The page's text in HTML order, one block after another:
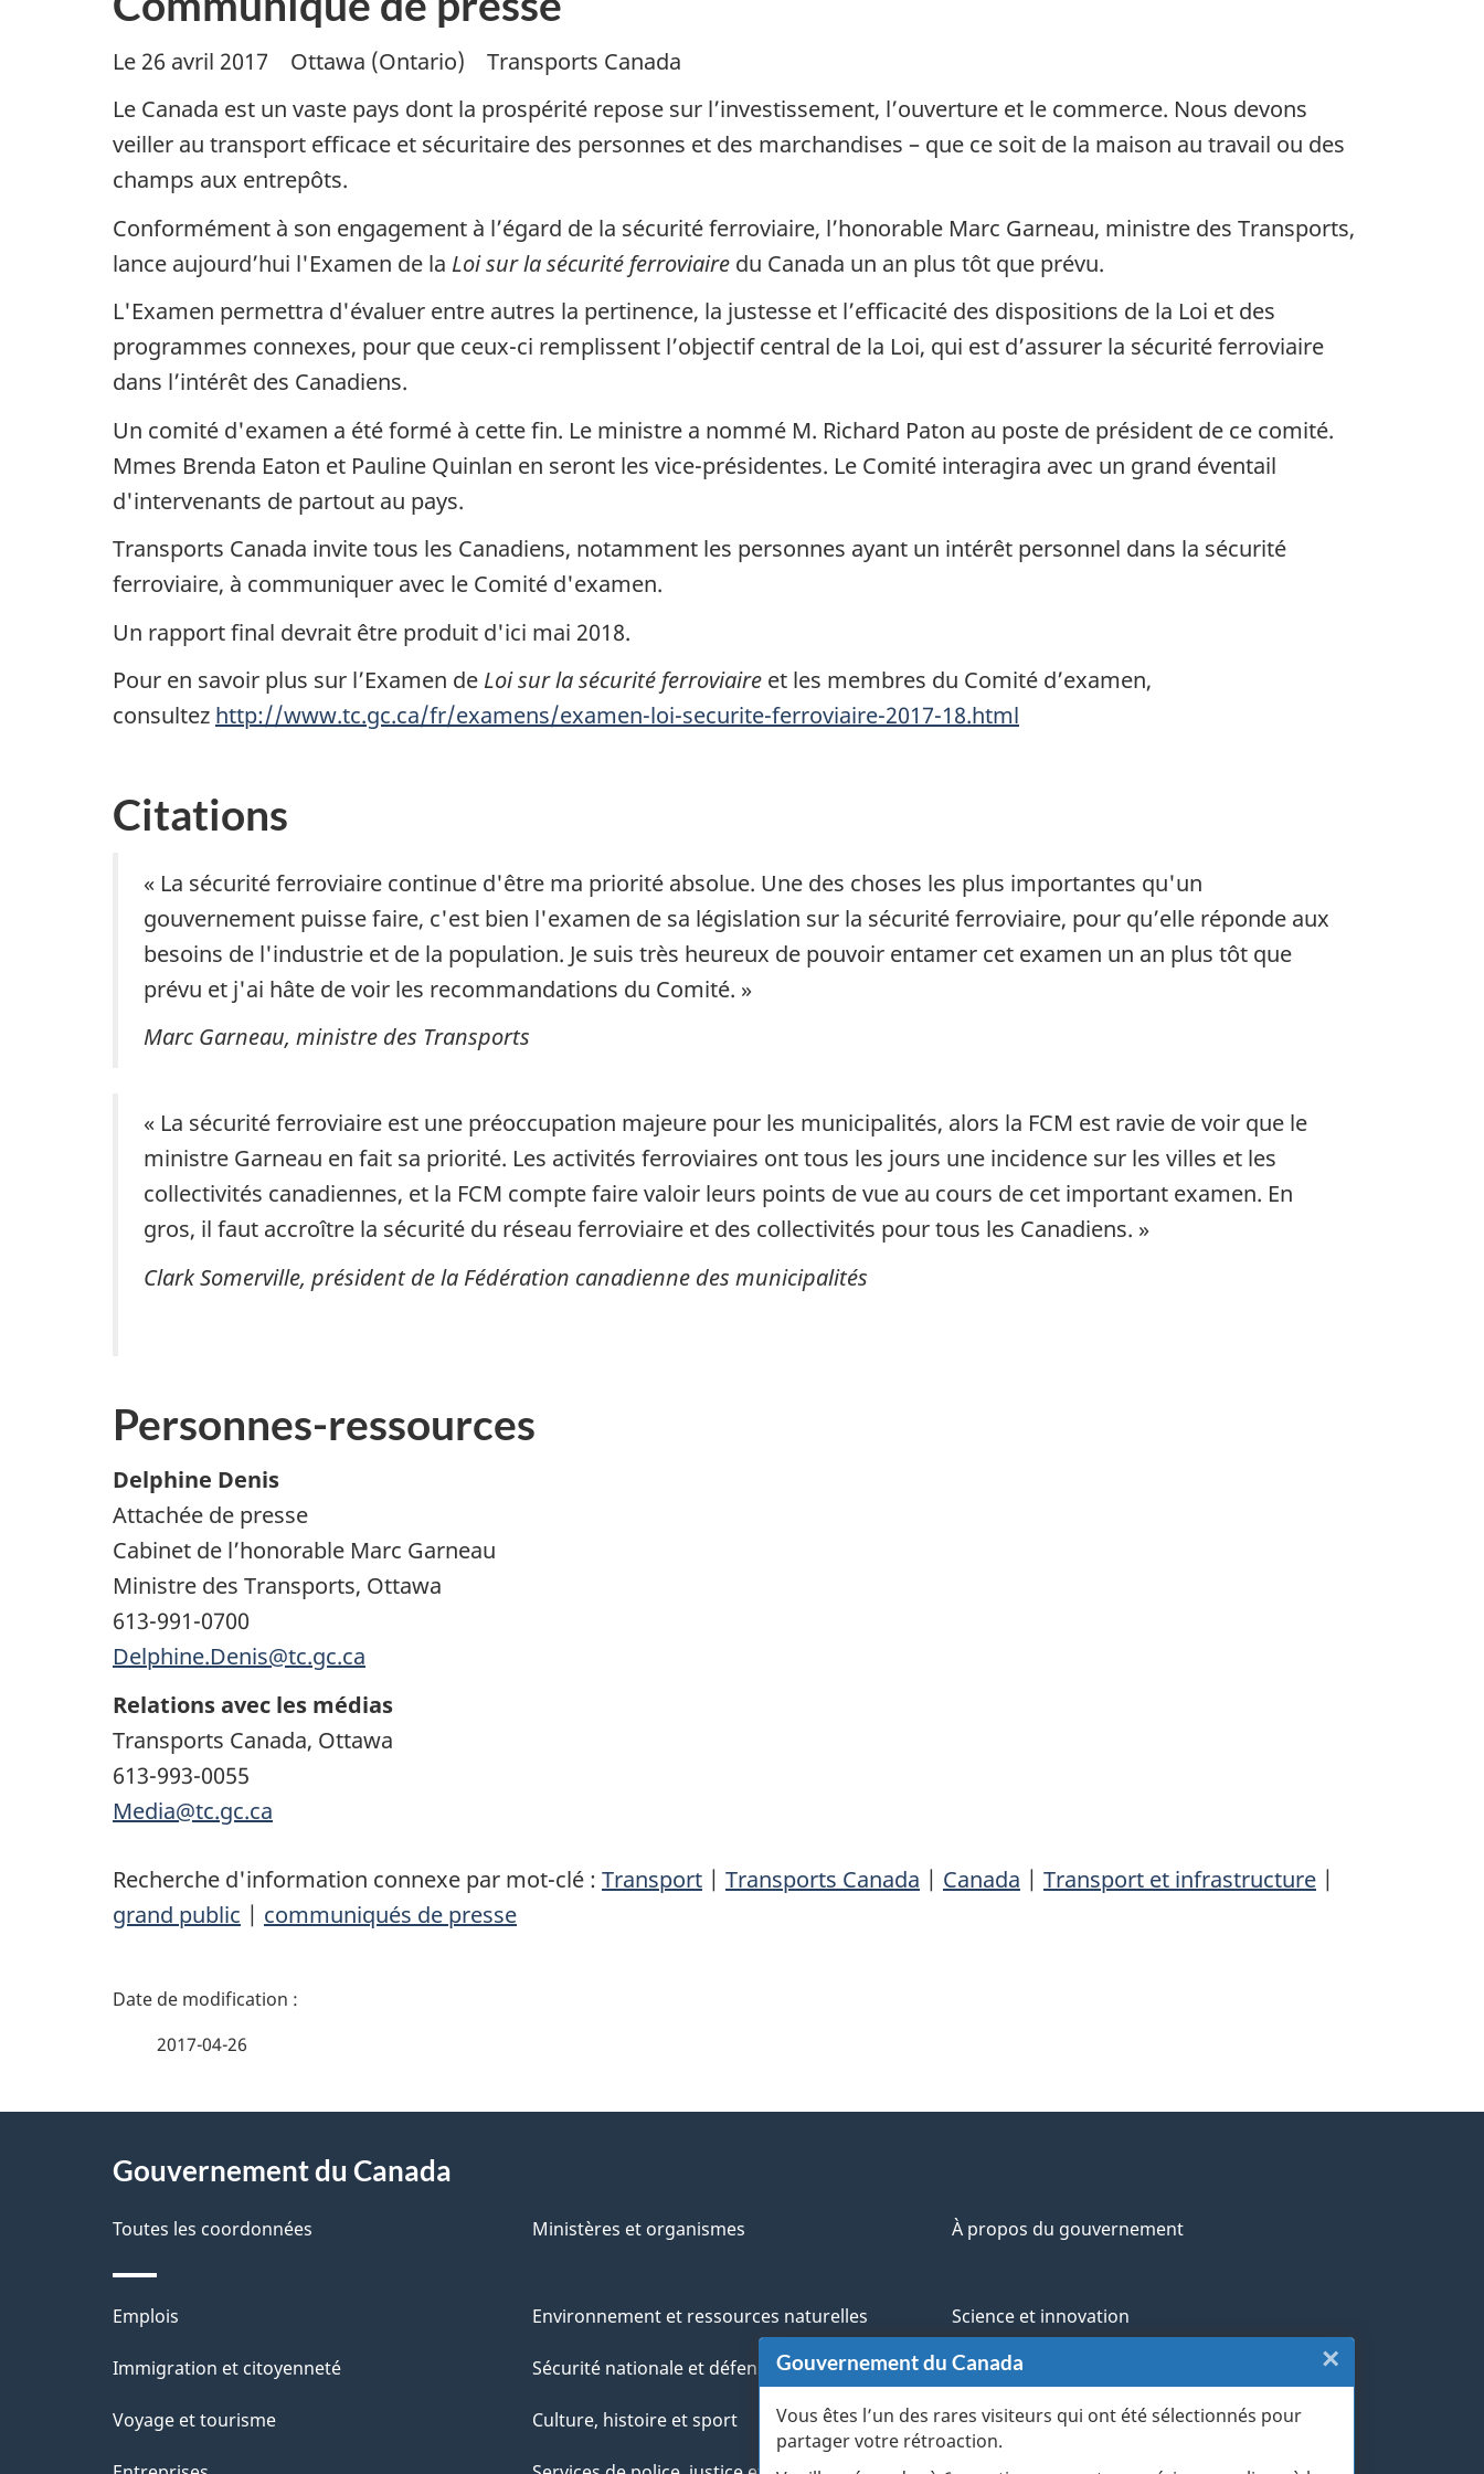
Gouvernement du Canada
Vous êtes l’un des rares visiteurs qui ont été sélectionnés pour
partager votre rétroaction.
×
Le 26 avril 2017 Ottawa (Ontario) Transports Canada
Le Canada est un vaste pays dont la prospérité repose sur l’investissement, l’ouverture et le commerce. Nous devons
veiller au transport efficace et sécuritaire des personnes et des marchandises – que ce soit de la maison au travail ou des
champs aux entrepôts.
Conformément à son engagement à l’égard de la sécurité ferroviaire, l’honorable Marc Garneau, ministre des Transports,
lance aujourd’hui l'Examen de la Loi sur la sécurité ferroviaire du Canada un an plus tôt que prévu.
L'Examen permettra d'évaluer entre autres la pertinence, la justesse et l’efficacité des dispositions de la Loi et des
programmes connexes, pour que ceux-ci remplissent l’objectif central de la Loi, qui est d’assurer la sécurité ferroviaire
dans l’intérêt des Canadiens.
Un comité d'examen a été formé à cette fin. Le ministre a nommé M. Richard Paton au poste de président de ce comité.
Mmes Brenda Eaton et Pauline Quinlan en seront les vice-présidentes. Le Comité interagira avec un grand éventail
d'intervenants de partout au pays.
Transports Canada invite tous les Canadiens, notamment les personnes ayant un intérêt personnel dans la sécurité
ferroviaire, à communiquer avec le Comité d'examen.
Un rapport final devrait être produit d'ici mai 2018.
Pour en savoir plus sur l’Examen de Loi sur la sécurité ferroviaire et les membres du Comité d’examen,
consultez http://www.tc.gc.ca/fr/examens/examen-loi-securite-ferroviaire-2017-18.html
Citations
« La sécurité ferroviaire continue d'être ma priorité absolue. Une des choses les plus importantes qu'un
gouvernement puisse faire, c'est bien l'examen de sa législation sur la sécurité ferroviaire, pour qu’elle réponde aux
besoins de l'industrie et de la population. Je suis très heureux de pouvoir entamer cet examen un an plus tôt que
prévu et j'ai hâte de voir les recommandations du Comité. »
Marc Garneau, ministre des Transports
« La sécurité ferroviaire est une préoccupation majeure pour les municipalités, alors la FCM est ravie de voir que le
ministre Garneau en fait sa priorité. Les activités ferroviaires ont tous les jours une incidence sur les villes et les
collectivités canadiennes, et la FCM compte faire valoir leurs points de vue au cours de cet important examen. En
gros, il faut accroître la sécurité du réseau ferroviaire et des collectivités pour tous les Canadiens. »
Clark Somerville, président de la Fédération canadienne des municipalités
Personnes-ressources
Delphine Denis
Attachée de presse
Cabinet de l’honorable Marc Garneau
Ministre des Transports, Ottawa
613-991-0700
Delphine.Denis@tc.gc.ca
Relations avec les médias
Transports Canada, Ottawa
613-993-0055
Media@tc.gc.ca
Recherche d'information connexe par mot-clé : Transport | Transports Canada | Canada | Transport et infrastructure |
grand public | communiqués de presse
D
a
l
s
d
e
l
2017-04-26
proposGouvernement du Canada
Toutes les coordonnées Ministères et organismes À propos du gouvernement
Thèmes
et
Emplois
Immigration et citoyenneté
Voyage et tourisme
Environnement et ressources naturelles
Sécurité nationale et défense
Culture, histoire et sport
Science et innovation
Autochtones
Vétérans et militaires